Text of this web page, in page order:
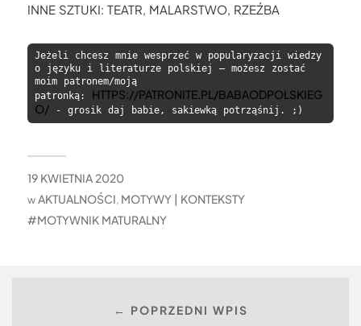
INNE SZTUKI: TEATR, MALARSTWO, RZEŹBA
Jeżeli chcesz mnie wesprzeć w popularyzacji wiedzy
o języku i literaturze polskiej — możesz zostać
moim patronem/moją
patronką: HTTPS://PATRONITE.PL/BABAODPOLSKIEG
O/ - grosik daj babie, sakiewką potrząśnij. ;)
19 KWIETNIA 2020
wAKTUALNOŚCI, MOTYWY | KONTEKSTY
MOTYWNIK MATURALNY
← POPRZEDNI WPIS